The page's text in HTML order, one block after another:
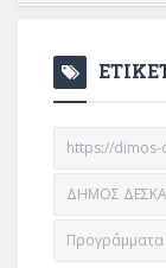
https://
ΔΗΜΟΣ
Προγράμματα